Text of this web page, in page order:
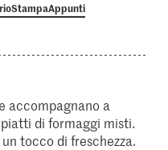
StampaAppunti
accompagnano a
di formaggi misti.
tocco di freschezza.